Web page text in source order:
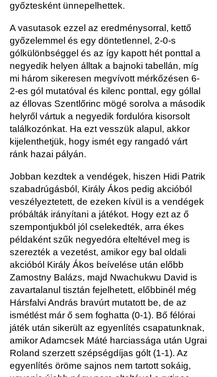
győztesként ünnepelhettek.
A vasutasok ezzel az eredménysorral, kettő
győzelemmel és egy döntetlennel, 2-0-s
gólkülönbséggel és az így kapott hét ponttal a
negyedik helyen álltak a bajnoki tabellán, míg
mi három sikeresen megvívott mérkőzésen 6-
2-es gól mutatóval és kilenc ponttal, egy góllal
az éllovas Szentlőrinc mögé sorolva a második
helyről vártuk a negyedik fordulóra kisorsolt
találkozónkat. Ha ezt vesszük alapul, akkor
kijelenthetjük, hogy ismét egy rangadó várt
ránk hazai pályán.
Jobban kezdtek a vendégek, hiszen Hidi Patrik
szabadrúgásból, Király Ákos pedig akcióból
veszélyeztetett, de ezeken kívül is a vendégek
próbálták irányítani a játékot. Hogy ezt az ő
szempontjukból jól cselekedték, arra ékes
példaként szűk negyedóra elteltével meg is
szerezték a vezetést, amikor egy bal oldali
akcióból Király Ákos beívelése után előbb
Zamostny Balázs, majd Nwachukwu David is
zavartalanul tisztán fejelhetett, előbbinél még
Hársfalvi András bravúrt mutatott be, de az
ismétlést már ő sem foghatta (0-1). Bő félórai
játék után sikerült az egyenlítés csapatunknak,
amikor Adamcsek Máté harciassága után Ugrai
Roland szerzett szépségdíjas gólt (1-1). Az
egyenlítés öröme sajnos nem tartott sokáig,